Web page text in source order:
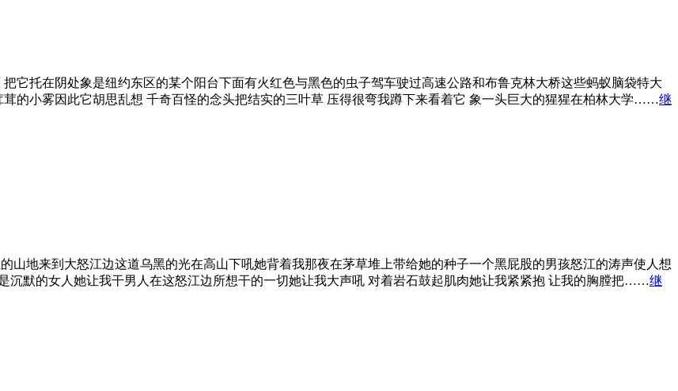
它托在阴处象是纽约东区的某个阳台下面有火红色与黑色的虫子驾车驶过高速公路和布鲁克林大桥这些蚂蚁脑袋特大
的小雾因此它胡思乱想 千奇百怪的念头把结实的三叶草 压得很弯我蹲下来看着它 象一头巨大的猩猩在柏林大学……继
山地来到大怒江边这道乌黑的光在高山下吼她背着我那夜在茅草堆上带给她的种子一个黑屁股的男孩怒江的涛声使人想
沉默的女人她让我干男人在这怒江边所想干的一切她让我大声吼 对着岩石鼓起肌肉她让我紧紧抱 让我的胸膛把……继